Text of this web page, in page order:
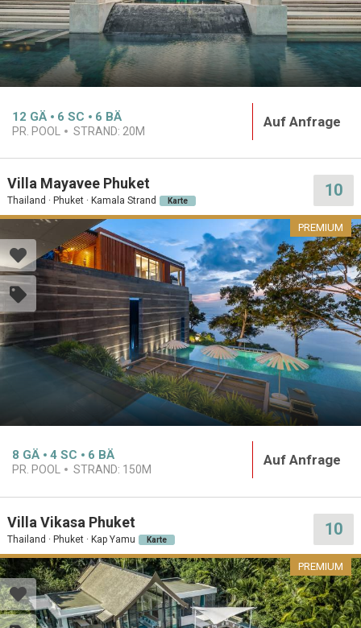
12 GÄ 6 SC 6 BÄ
PR. POOL STRAND: 20M
Auf Anfrage
Villa Mayavee Phuket
Thailand · Phuket · Kamala Strand Karte
10
PREMIUM
8 GÄ 4 SC 6 BÄ
PR. POOL STRAND: 150M
Auf Anfrage
Villa Vikasa Phuket
Thailand · Phuket · Kap Yamu Karte
10
PREMIUM